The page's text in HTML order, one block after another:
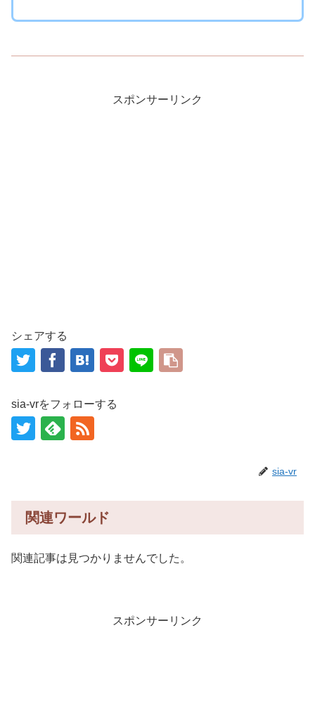
スポンサーリンク
シェアする
sia-vrをフォローする
sia-vr
関連ワールド
関連記事は見つかりませんでした。
スポンサーリンク